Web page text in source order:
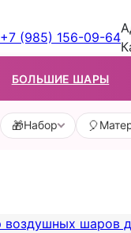
+7 (985) 156-09-64
БОЛЬШИЕ ШАРЫ
🎁Набор 🎈